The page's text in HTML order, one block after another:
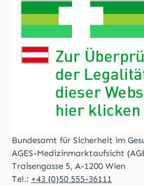
Bundesamt für Sicherheit im
AGES-Medizinmarktaufsicht
Traisengasse 5, A-1200 Wien
Tel.: +43 (0)50 555-36111